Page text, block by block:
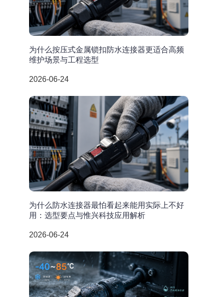
为什么按压式金属锁扣防水连接器更适合高频
维护场景与工程选型
2026-06-24
为什么防水连接器最怕看起来能用实际上不好
用：选型要点与惟兴科技应用解析
2026-06-24